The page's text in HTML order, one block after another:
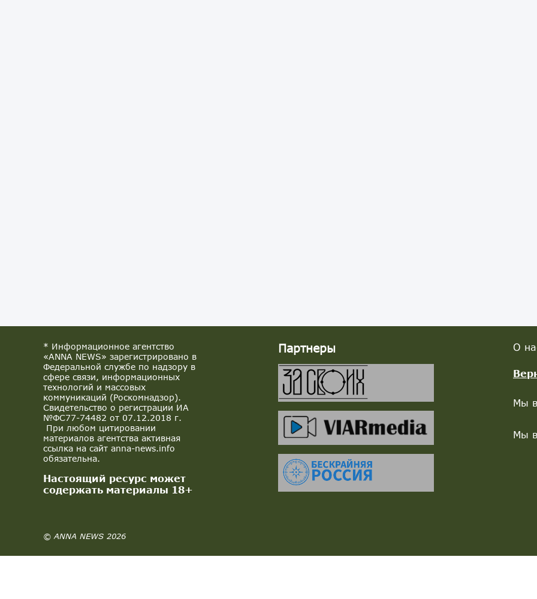
* Информационное агентство
«ANNA NEWS» зарегистрировано в
Федеральной службе по надзору в
сфере связи, информационных
технологий и массовых
коммуникаций (Роскомнадзор).
Свидетельство о регистрации ИА
№ФС77-74482 от 07.12.2018 г.
При любом цитировании
материалов агентства активная
ссылка на сайт anna-news.info
обязательна.
Настоящий ресурс может
содержать материалы 18+
© ANNA NEWS 2026
Партнеры О
Мы
Мы